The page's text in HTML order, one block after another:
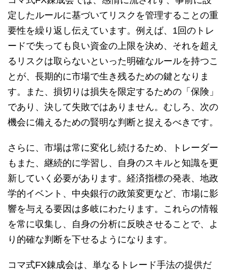
定したルールに基づいてリスクを管理することの重
要性を繰り返し伝えています。例えば、1回のトレ
ードで失っても良い資金の上限を決め、それを超え
るリスクは取らないといった明確なルールを持つこ
とが、長期的に市場で生き残るための鍵となりま
す。また、損切りは損失を限定するための「保険」
であり、決して失敗ではありません。むしろ、次の
機会に備えるための賢明な判断と捉えるべきです。
さらに、市場は常に変化し続けるため、トレーダー
もまた、継続的に学習し、自身のスキルと知識を更
新していく必要があります。経済指標の発表、地政
学的イベント、中央銀行の政策変更など、市場に影
響を与える要因は多岐にわたります。これらの情報
を常に収集し、自身の分析に反映させることで、よ
り的確な判断を下せるようになります。
コマ式FX錬成会は、単なるトレード手法の提供だ